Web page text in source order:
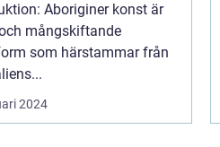
Aboriginer konst är
mångskiftande
som härstammar från
2024